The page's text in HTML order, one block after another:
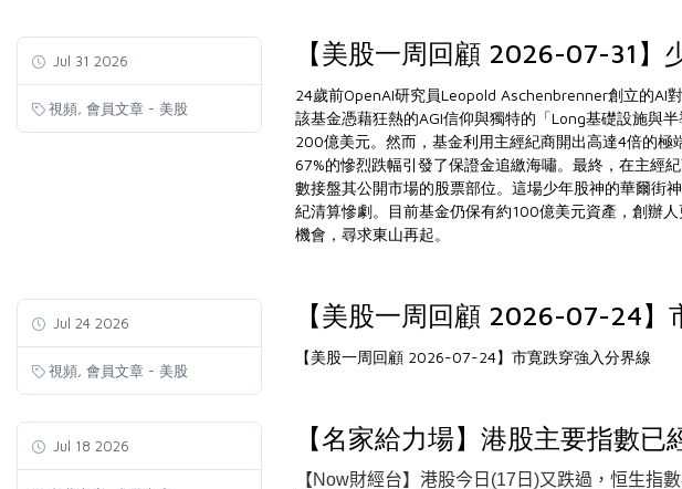
Jul 31 2026
視頻 會員文章 - 美股
【美股一周回顧 2026-07-31】
24歲前OpenAI研究員Leopold Aschenbrenner創立的AI
該基金憑藉狂熱的AGI信仰與獨特的「Long基礎設施與
200億美元。然而，基金利用主經紀商開出高達4倍的
67%的慘烈跌幅引發了保證金追繳海嘯。最終，在主經
數接盤其公開市場的股票部位。這場少年股神的華爾街
紀清算慘劇。目前基金仍保有約100億美元資產，創辦
機會，尋求東山再起。
Jul 24 2026
視頻 會員文章 - 美股
【美股一周回顧 2026-07-24】
【美股一周回顧 2026-07-24】市寛跌穿強入分界線
Jul 18 2026 【名家給力場】港股主要指數已
【Now財經台】港股今日 (17日 )又跌過，恒生指